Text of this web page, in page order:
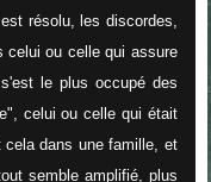
résolu, les discordes,
celui ou celle qui assure
le plus occupé des
celui ou celle qui était
dans une famille, et
semble amplifié, plus